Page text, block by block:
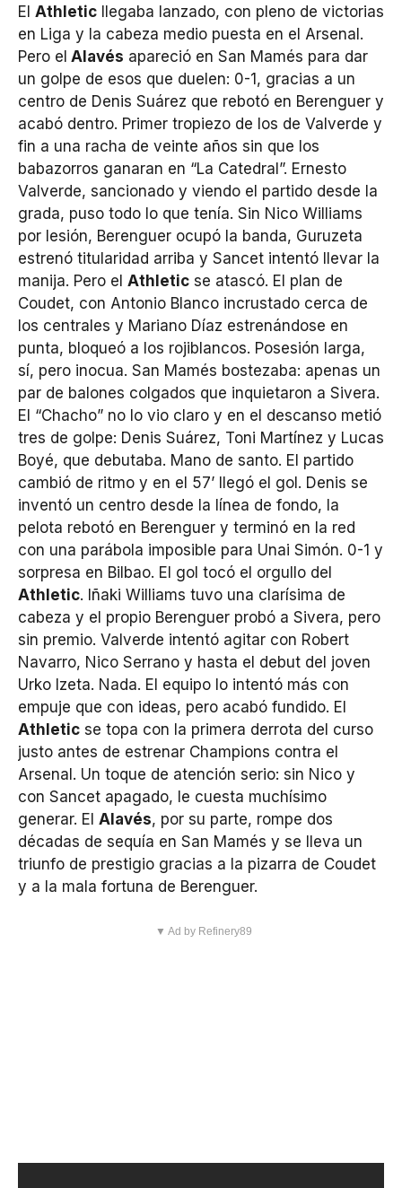
El Athletic llegaba lanzado, con pleno de victorias
en Liga y la cabeza medio puesta en el Arsenal.
Pero el Alavés apareció en San Mamés para dar
un golpe de esos que duelen: 0-1, gracias a un
centro de Denis Suárez que rebotó en Berenguer y
acabó dentro. Primer tropiezo de los de Valverde y
fin a una racha de veinte años sin que los
babazorros ganaran en “La Catedral”. Ernesto
Valverde, sancionado y viendo el partido desde la
grada, puso todo lo que tenía. Sin Nico Williams
por lesión, Berenguer ocupó la banda, Guruzeta
estrenó titularidad arriba y Sancet intentó llevar la
manija. Pero el Athletic se atascó. El plan de
Coudet, con Antonio Blanco incrustado cerca de
los centrales y Mariano Díaz estrenándose en
punta, bloqueó a los rojiblancos. Posesión larga,
sí, pero inocua. San Mamés bostezaba: apenas un
par de balones colgados que inquietaron a Sivera.
El “Chacho” no lo vio claro y en el descanso metió
tres de golpe: Denis Suárez, Toni Martínez y Lucas
Boyé, que debutaba. Mano de santo. El partido
cambió de ritmo y en el 57’ llegó el gol. Denis se
inventó un centro desde la línea de fondo, la
pelota rebotó en Berenguer y terminó en la red
con una parábola imposible para Unai Simón. 0-1 y
sorpresa en Bilbao. El gol tocó el orgullo del
Athletic. Iñaki Williams tuvo una clarísima de
cabeza y el propio Berenguer probó a Sivera, pero
sin premio. Valverde intentó agitar con Robert
Navarro, Nico Serrano y hasta el debut del joven
Urko Izeta. Nada. El equipo lo intentó más con
empuje que con ideas, pero acabó fundido. El
Athletic se topa con la primera derrota del curso
justo antes de estrenar Champions contra el
Arsenal. Un toque de atención serio: sin Nico y
con Sancet apagado, le cuesta muchísimo
generar. El Alavés, por su parte, rompe dos
décadas de sequía en San Mamés y se lleva un
triunfo de prestigio gracias a la pizarra de Coudet
y a la mala fortuna de Berenguer.
▼ Ad by Refinery89